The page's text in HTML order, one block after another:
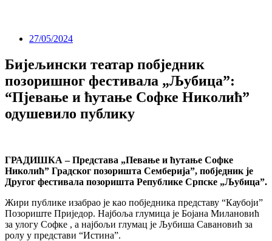
27/05/2024
Бијељински театар побједник
позоришног фестивала „Љубица”:
“Пјевање и ћутање Софке Николић”
одушевило публику
ГРАДИШКА – Представа „Певање и ћутање Софке
Николић” Градског позоришта Семберија”, побједник је
Другог фестивала позоришта Републике Српске „Љубица”.
Жири публике изабрао је као побједника представу “Каубоји”
Позориште Приједор. Најбоља глумица је Бојана Милановић
за улогу Софке , а најбољи глумац је Љубиша Савановић за
ролу у представи “Истина”.